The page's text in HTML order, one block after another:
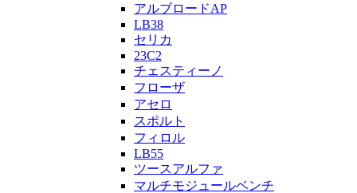
アルブロードAP
LB38
セリカ
23C2
チェスティーノ
フローザ
アセロ
スポルト
フィロル
LB55
ツースアルファ
マルチモジュールベンチ